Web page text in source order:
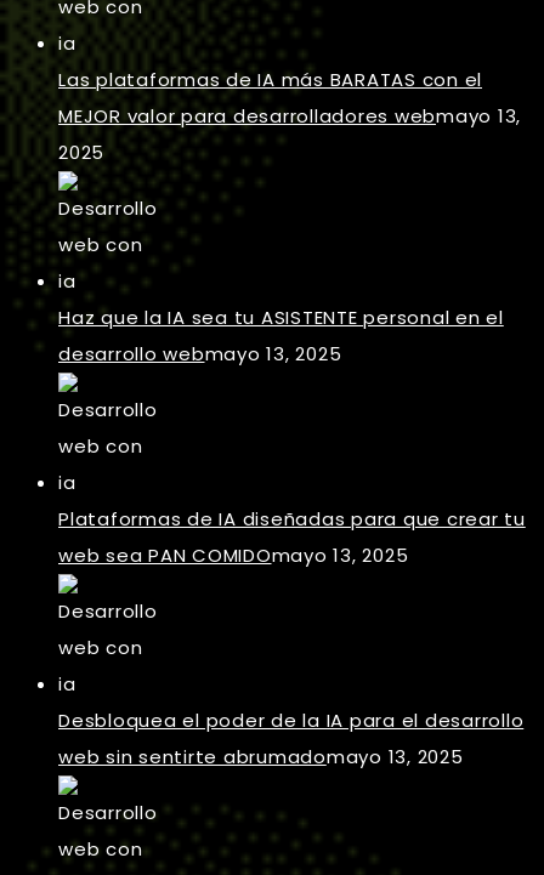
Las plataformas de IA más BARATAS con el
MEJOR valor para desarrolladores webmayo 13,
2025
Haz que la IA sea tu ASISTENTE personal en el
desarrollo webmayo 13, 2025
Plataformas de IA diseñadas para que crear tu
web sea PAN COMIDOmayo 13, 2025
Desbloquea el poder de la IA para el desarrollo
web sin sentirte abrumadomayo 13, 2025